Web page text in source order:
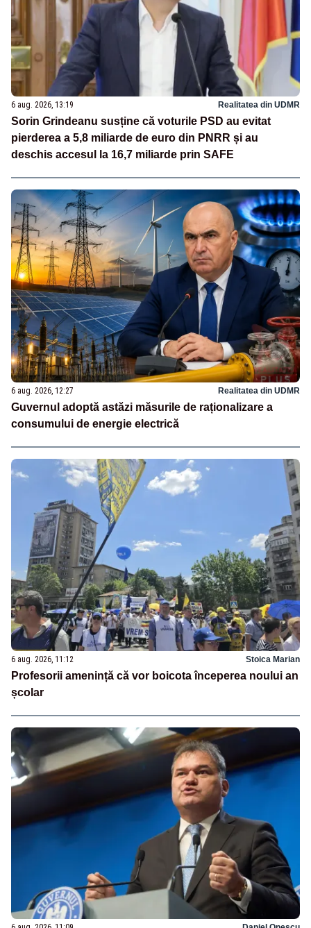
6 aug. 2026, 13:19 Realitatea din UDMR
Sorin Grindeanu susține că voturile PSD au evitat
pierderea a 5,8 miliarde de euro din PNRR și au
deschis accesul la 16,7 miliarde prin SAFE
6 aug. 2026, 12:27 Realitatea din UDMR
Guvernul adoptă astăzi măsurile de raționalizare a
consumului de energie electrică
6 aug. 2026, 11:12 Stoica Marian
Profesorii amenință că vor boicota începerea noului an
școlar